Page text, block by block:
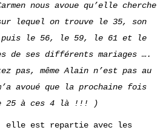
nous avoue qu’elle cherche
lequel on trouve le 35, son
puis le 56, le 59, le 61 et le
de ses différents mariages ….
pas, même Alain n’est pas au
avoué que la prochaine fois
25 à ces 4 là !!! )
elle est repartie avec les